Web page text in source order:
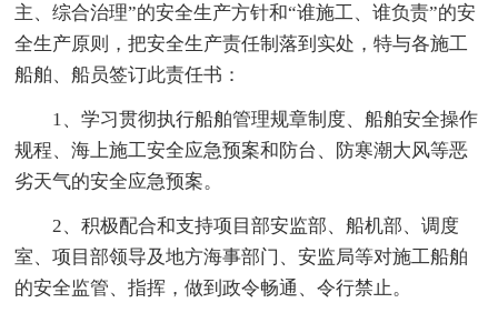
主、综合治理”的安全生产方针和“谁施工、谁负责”的安
全生产原则，把安全生产责任制落到实处，特与各施工
船舶、船员签订此责任书：
1、学习贯彻执行船舶管理规章制度、船舶安全操作
规程、海上施工安全应急预案和防台、防寒潮大风等恶
劣天气的安全应急预案。
2、积极配合和支持项目部安监部、船机部、调度
室、项目部领导及地方海事部门、安监局等对施工船舶
的安全监管、指挥，做到政令畅通、令行禁止。